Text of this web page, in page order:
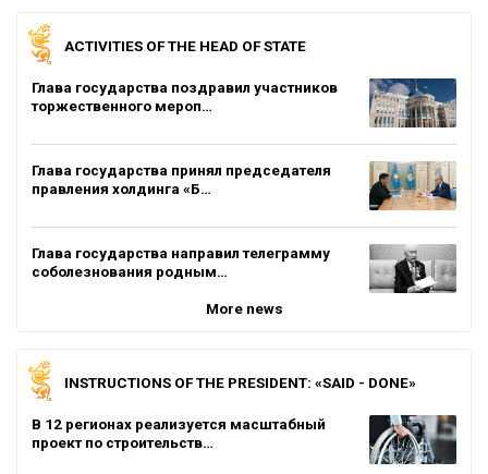
ACTIVITIES OF THE HEAD OF STATE
Глава государства поздравил участников
торжественного мероп…
Глава государства принял председателя
правления холдинга «Б…
Глава государства направил телеграмму
соболезнования родным…
More news
INSTRUCTIONS OF THE PRESIDENT: «SAID - DONE»
В 12 регионах реализуется масштабный
проект по строительств…